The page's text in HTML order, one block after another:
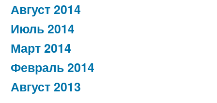
Август 2014
Июль 2014
Март 2014
Февраль 2014
Август 2013